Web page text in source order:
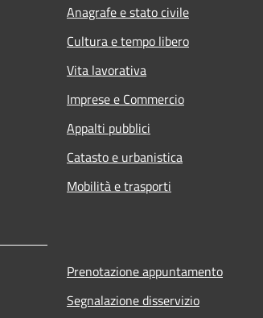
Anagrafe e stato civile
Cultura e tempo libero
Vita lavorativa
Imprese e Commercio
Appalti pubblici
Catasto e urbanistica
Mobilità e trasporti
Prenotazione appuntamento
Segnalazione disservizio